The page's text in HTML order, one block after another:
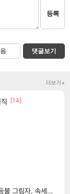
등록
댓글보기
더보기+
[14]
8월 20일에 업데이트됩니다!